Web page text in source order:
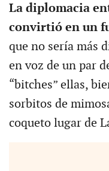
La diplomacia
convirtió en un
que no sería más
en voz de un par
“bitches” ellas,
sorbitos de
coqueto lugar de